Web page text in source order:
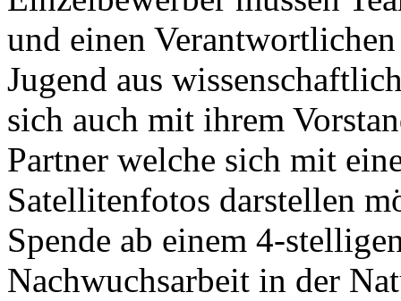
und einen
Jugend aus
sich auch mit ihrem
Partner welche sich mit
Satellitenfotos darstellen
Spende ab einem 4-
Nachwuchsarbeit in der